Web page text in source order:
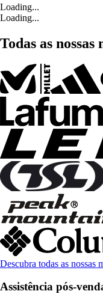
Loading...
Loading...
Todas as nossas
Descubra todas as nossas
Assistência pós-